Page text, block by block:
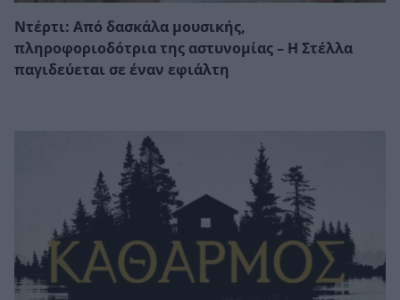
Ντέρτι: Από δασκάλα μουσικής,
πληροφοριοδότρια της αστυνομίας – Η Στέλλα
παγιδεύεται σε έναν εφιάλτη